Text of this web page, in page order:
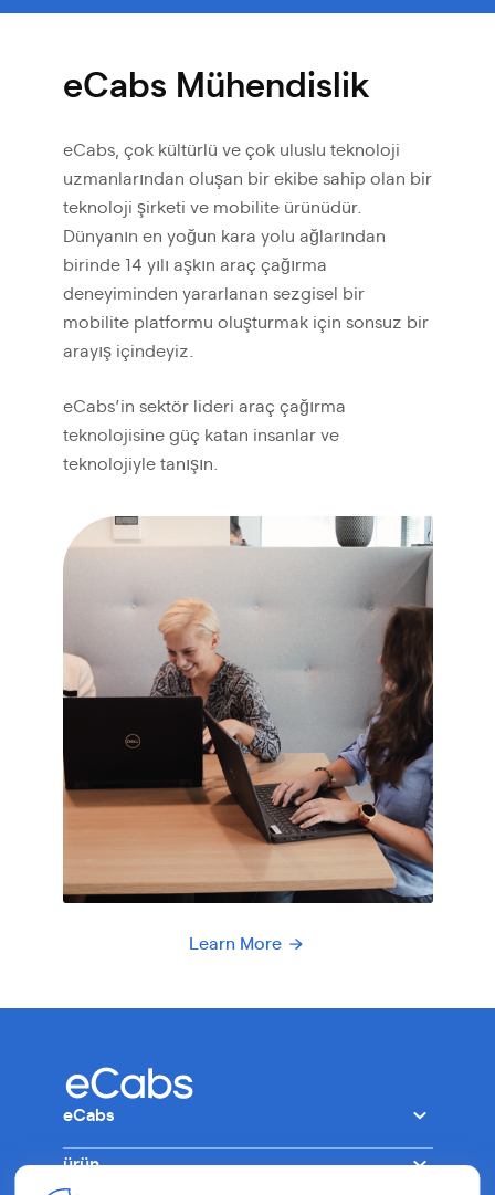
eCabs Mühendislik
Learn More
eCabs, çok kültürlü ve çok uluslu teknoloji
uzmanlarından oluşan bir ekibe sahip olan bir
teknoloji şirketi ve mobilite ürünüdür.
Dünyanın en yoğun kara yolu ağlarından
birinde 14 yılı aşkın araç çağırma
deneyiminden yararlanan sezgisel bir
mobilite platformu oluşturmak için sonsuz bir
arayış içindeyiz.
eCabs’in sektör lideri araç çağırma
teknolojisine güç katan insanlar ve
teknolojiyle tanışın.
eCabs
ürün